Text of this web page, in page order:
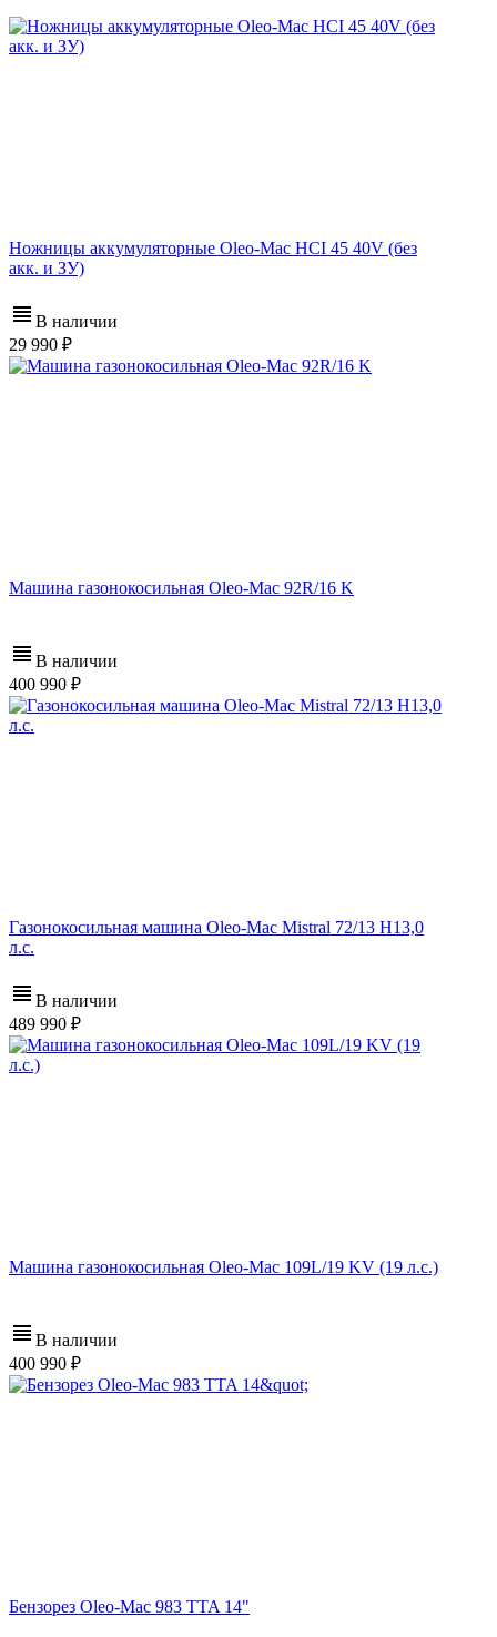
Ножницы аккумуляторные Oleo-Mac HCI 45 40V (без
акк. и ЗУ)
В наличии
29 990
Машина газонокосильная Oleo-Mac 92R/16 K
В наличии
400 990
Газонокосильная машина Oleo-Mac Mistral 72/13 H13,0
л.с.
В наличии
489 990
Машина газонокосильная Oleo-Mac 109L/19 KV (19 л.с.)
В наличии
400 990
Бензорез Oleo-Mac 983 TTA 14"